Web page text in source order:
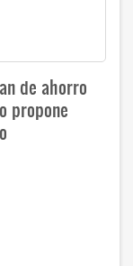
de ahorro
propone